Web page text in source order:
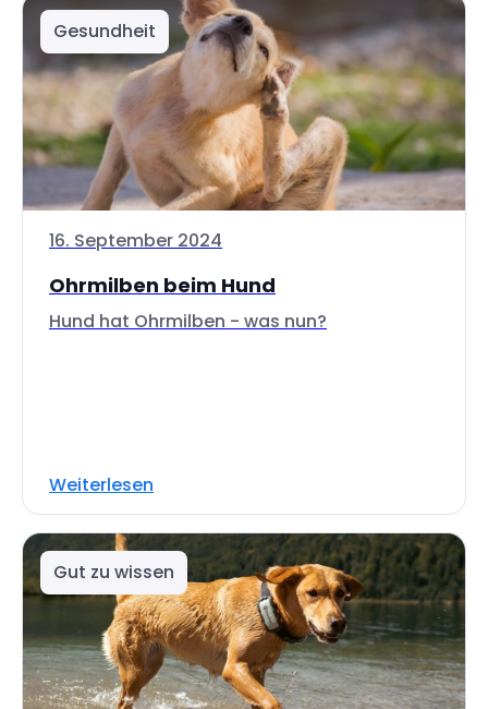
Gesundheit
16. September 2024
Ohrmilben beim Hund
Hund hat Ohrmilben - was nun?
Weiterlesen
Gut zu wissen